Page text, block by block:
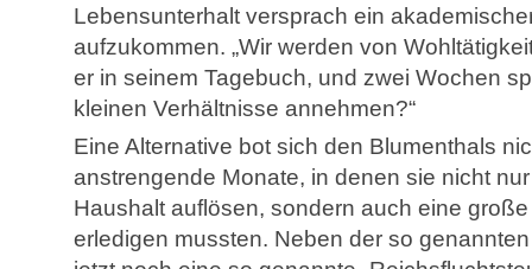
Lebensunterhalt versprach ein
aufzukommen. „Wir werden von
er in seinem Tagebuch, und zwei Wochen
kleinen Verhältnisse annehmen?“
Eine Alternative bot sich den Blumenthals
anstrengende Monate, in denen sie nicht
Haushalt auflösen, sondern auch eine
erledigen mussten. Neben der so